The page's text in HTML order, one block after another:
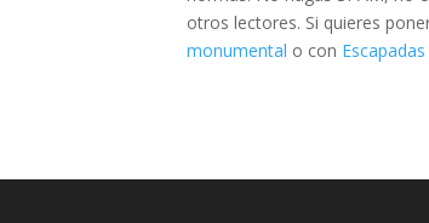
otros lectores. Si quieres
monumental o con